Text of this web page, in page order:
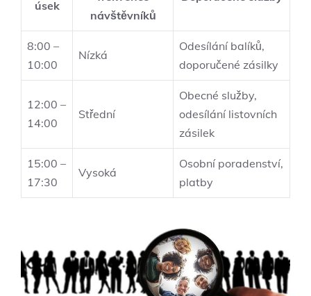
úsek
návštěvníků
8:00 –
10:00
Nízká
Odesílání balíků,
doporučené zásilky
12:00 –
14:00
Střední
Obecné služby,
odesílání listovních
zásilek
15:00 –
17:30
Vysoká
Osobní poradenství,
platby